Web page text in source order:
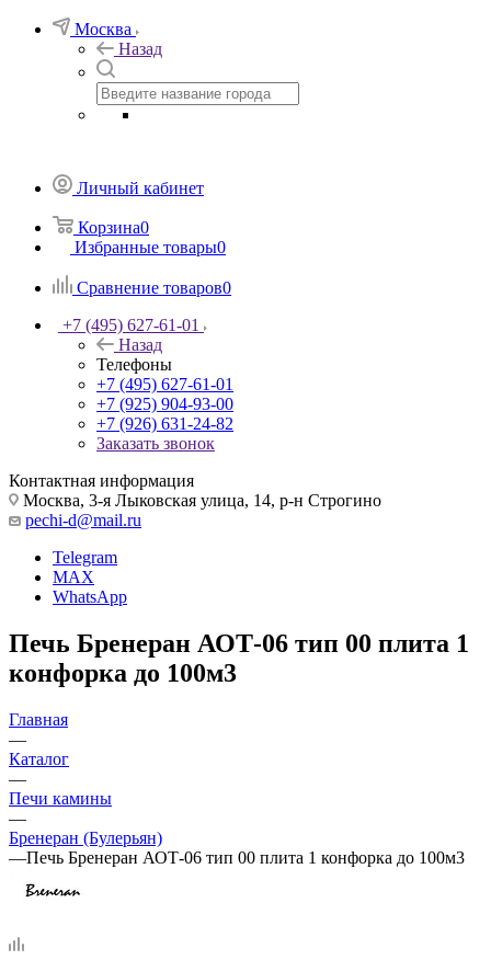
Москва
Назад
Личный кабинет
Корзина0
Избранные товары0
Сравнение товаров0
+7 (495) 627-61-01
Назад
Телефоны
+7 (495) 627-61-01
+7 (925) 904-93-00
+7 (926) 631-24-82
Заказать звонок
Контактная информация
Москва, 3-я Лыковская улица, 14, р-н Строгино
pechi-d@mail.ru
Telegram
MAX
WhatsApp
Печь Бренеран АОТ-06 тип 00 плита 1
конфорка до 100м3
Главная
—
Каталог
—
Печи камины
—
Бренеран (Булерьян)
—Печь Бренеран АОТ-06 тип 00 плита 1 конфорка до 100м3